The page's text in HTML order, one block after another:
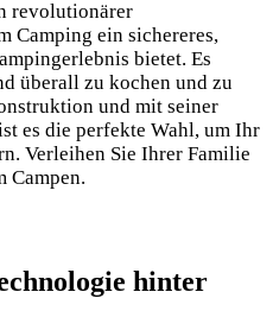
revolutionärer
Camping ein sichereres,
bietet. Es
überall zu kochen und zu
und mit seiner
es die perfekte Wahl, um Ihr
Verleihen Sie Ihrer Familie
Campen.
hinter